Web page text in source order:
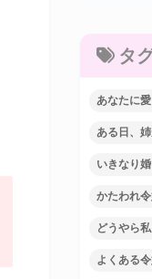
タ
あなたに
ある日、
いきなり
かたわれ
どうやら
よくある